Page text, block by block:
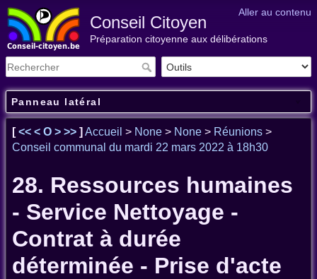
Aller au contenu
Conseil Citoyen
Préparation citoyenne aux délibérations
Panneau latéral
[<< < O > >> ] Accueil > None > None > Réunions >
Conseil communal du mardi 22 mars 2022 à 18h30
28. Ressources humaines
- Service Nettoyage -
Contrat à durée
déterminée - Prise d'acte